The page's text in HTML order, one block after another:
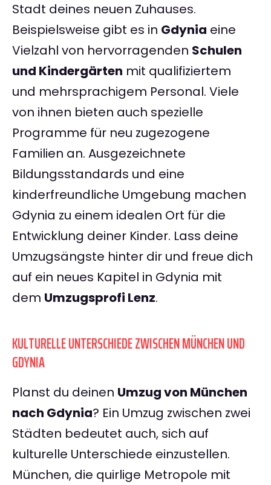
Stadt deines neuen Zuhauses.
Beispielsweise gibt es in Gdynia eine
Vielzahl von hervorragenden Schulen
und Kindergärten mit qualifiziertem
und mehrsprachigem Personal. Viele
von ihnen bieten auch spezielle
Programme für neu zugezogene
Familien an. Ausgezeichnete
Bildungsstandards und eine
kinderfreundliche Umgebung machen
Gdynia zu einem idealen Ort für die
Entwicklung deiner Kinder. Lass deine
Umzugsängste hinter dir und freue dich
auf ein neues Kapitel in Gdynia mit
dem Umzugsprofi Lenz.
KULTURELLE UNTERSCHIEDE ZWISCHEN MÜNCHEN UND
GDYNIA
Planst du deinen Umzug von München
nach Gdynia? Ein Umzug zwischen zwei
Städten bedeutet auch, sich auf
kulturelle Unterschiede einzustellen.
München, die quirlige Metropole mit